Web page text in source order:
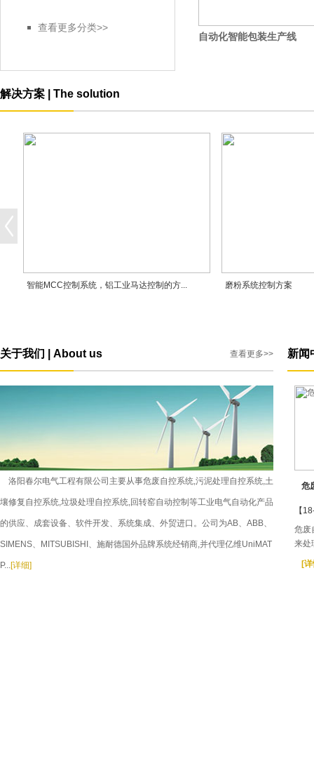
查看更多分类>>
自动化智能包装生产线
解决方案 | The solution
智能MCC控制系统，铝工业马达控制的方... 磨粉系统控制方案
关于我们 | About us 查看更多>>
洛阳春尔电气工程有限公司主要从事危废自控系统,污泥处理自控系统,土
壤修复自控系统,垃圾处理自控系统,回转窑自动控制等工业电气自动化产品
的供应、成套设备、软件开发、系统集成、外贸进口。公司为AB、ABB、
SIMENS、MITSUBISHI、施耐德国外品牌系统经销商,并代理亿维UniMAT
P...[详细]
新闻
危
【
危废
来处
[